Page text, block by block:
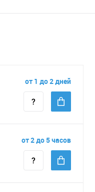
от 1 до 2 дней
от 2 до 5 часов